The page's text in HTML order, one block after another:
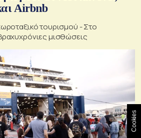
Airbnb
τουρισμού - Στο
μισθώσεις
Cookies